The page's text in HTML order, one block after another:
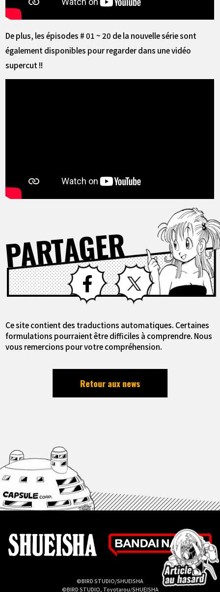
De plus, les épisodes # 01 ~ 20 de la nouvelle série sont
également disponibles pour regarder dans une vidéo
supercut !!
PARTAGERFacebook X
Ce site contient des traductions automatiques. Certaines
formulations pourraient être difficiles à comprendre. Nous
vous remercions pour votre compréhension.
Retour aux news
©BIRD STUDIO/SHUEISHA
©BIRD STUDIO, Toyotarou/SHUEISHA